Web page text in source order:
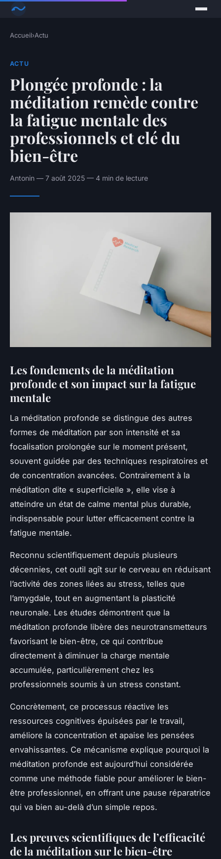
Accueil›Actu
ACTU
Plongée profonde : la
méditation remède contre
la fatigue mentale des
professionnels et clé du
bien-être
Antonin — 7 août 2025 — 4 min de lecture
Les fondements de la méditation
profonde et son impact sur la fatigue
mentale
La méditation profonde se distingue des autres
formes de méditation par son intensité et sa
focalisation prolongée sur le moment présent,
souvent guidée par des techniques respiratoires et
de concentration avancées. Contrairement à la
méditation dite « superficielle », elle vise à
atteindre un état de calme mental plus durable,
indispensable pour lutter efficacement contre la
fatigue mentale.
Reconnu scientifiquement depuis plusieurs
décennies, cet outil agît sur le cerveau en réduisant
l’activité des zones liées au stress, telles que
l’amygdale, tout en augmentant la plasticité
neuronale. Les études démontrent que la
méditation profonde libère des neurotransmetteurs
favorisant le bien-être, ce qui contribue
directement à diminuer la charge mentale
accumulée, particulièrement chez les
professionnels soumis à un stress constant.
Concrètement, ce processus réactive les
ressources cognitives épuisées par le travail,
améliore la concentration et apaise les pensées
envahissantes. Ce mécanisme explique pourquoi la
méditation profonde est aujourd’hui considérée
comme une méthode fiable pour améliorer le bien-
être professionnel, en offrant une pause réparatrice
qui va bien au-delà d’un simple repos.
Les preuves scientifiques de l’efficacité
de la méditation sur le bien-être